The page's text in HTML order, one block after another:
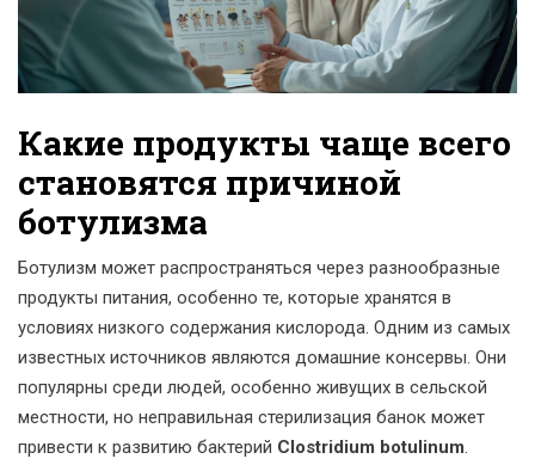
Какие продукты чаще всего
становятся причиной
ботулизма
Ботулизм может распространяться через разнообразные
продукты питания, особенно те, которые хранятся в
условиях низкого содержания кислорода. Одним из самых
известных источников являются домашние консервы. Они
популярны среди людей, особенно живущих в сельской
местности, но неправильная стерилизация банок может
привести к развитию бактерий Clostridium botulinum.